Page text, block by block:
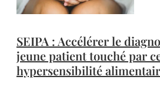
SEIPA : Accélérer le
jeune patient touché par
hypersensibilité